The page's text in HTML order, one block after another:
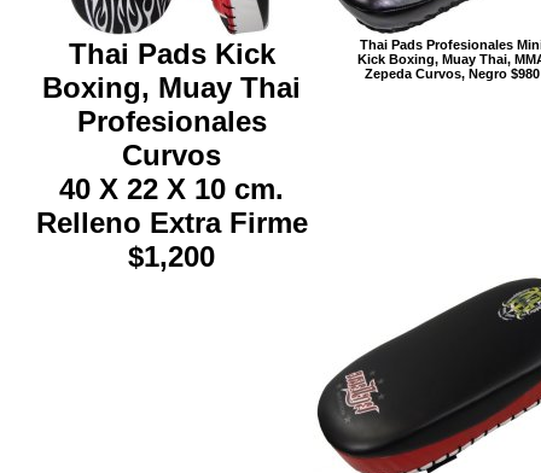
Thai Pads Kick
Boxing, Muay Thai
Profesionales
Curvos
40 X 22 X 10 cm.
Relleno Extra Firme
$1,200
Thai Pads Profesionales
Kick Boxing, Muay Thai,
Zepeda Curvos, Negro $980